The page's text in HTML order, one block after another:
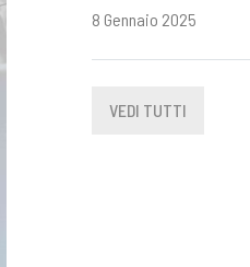
8 Gennaio 2025
VEDI TUTTI